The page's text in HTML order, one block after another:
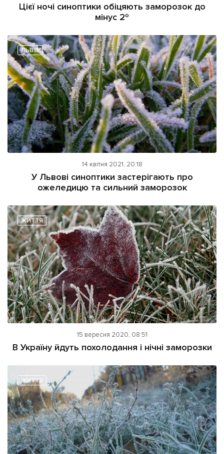
Цієї ночі синоптики обіцяють заморозок до
мінус 2º
ЛЬВІВ
14 квітня 2021, 20:18
У Львові синоптики застерігають про
ожеледицю та сильний заморозок
ЖИТТЯ
15 вересня 2020, 08:51
В Україну йдуть похолодання і нічні заморозки
ЖИТТЯ